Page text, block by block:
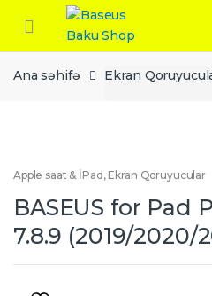
navigation
content
Ana səhifə Ekran
Apple saat & İPad , Ekran Qoruyucular
BASEUS for Pad
7.8.9 (2019/2020/